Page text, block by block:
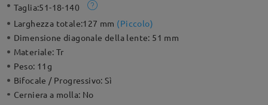
Taglia:51-18-140
Larghezza totale:127 mm (Piccolo)
Dimensione diagonale della lente: 51 mm
Materiale:Tr
Peso: 11g
Bifocale / Progressivo:Sì
Cerniera a molla: No